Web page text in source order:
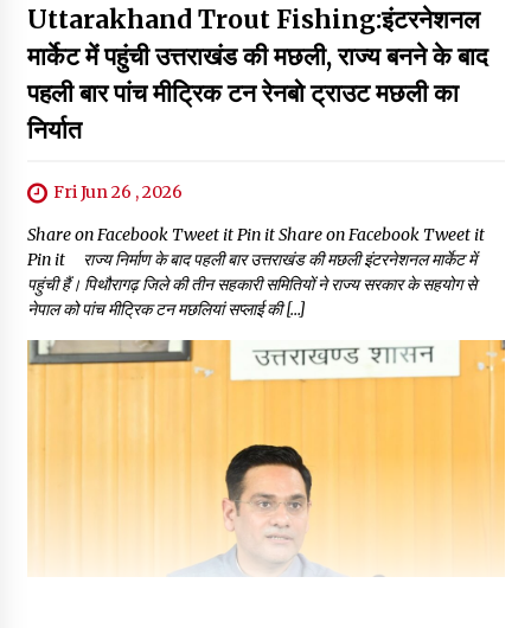
Uttarakhand Trout Fishing:इंटरनेशनल
मार्केट में पहुंची उत्तराखंड की मछली, राज्य बनने के बाद
पहली बार पांच मीट्रिक टन रेनबो ट्राउट मछली का
निर्यात
Fri Jun 26 , 2026
Share on Facebook Tweet it Pin it Share on Facebook Tweet it
Pin it राज्य निर्माण के बाद पहली बार उत्तराखंड की मछली इंटरनेशनल मार्केट में
पहुंची हैं। पिथौरागढ़ जिले की तीन सहकारी समितियों ने राज्य सरकार के सहयोग से
नेपाल को पांच मीट्रिक टन मछलियां सप्लाई की […]